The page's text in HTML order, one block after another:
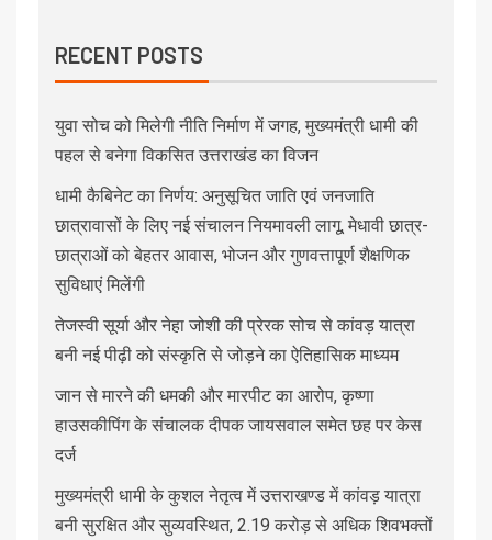
RECENT POSTS
युवा सोच को मिलेगी नीति निर्माण में जगह, मुख्यमंत्री धामी की
पहल से बनेगा विकसित उत्तराखंड का विजन
धामी कैबिनेट का निर्णय: अनुसूचित जाति एवं जनजाति
छात्रावासों के लिए नई संचालन नियमावली लागू, मेधावी छात्र-
छात्राओं को बेहतर आवास, भोजन और गुणवत्तापूर्ण शैक्षणिक
सुविधाएं मिलेंगी
तेजस्वी सूर्या और नेहा जोशी की प्रेरक सोच से कांवड़ यात्रा
बनी नई पीढ़ी को संस्कृति से जोड़ने का ऐतिहासिक माध्यम
जान से मारने की धमकी और मारपीट का आरोप, कृष्णा
हाउसकीपिंग के संचालक दीपक जायसवाल समेत छह पर केस
दर्ज
मुख्यमंत्री धामी के कुशल नेतृत्व में उत्तराखण्ड में कांवड़ यात्रा
बनी सुरक्षित और सुव्यवस्थित, 2.19 करोड़ से अधिक शिवभक्तों